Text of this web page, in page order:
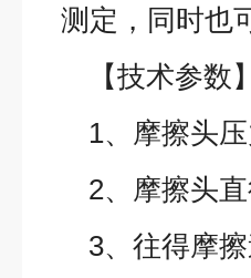
测定，同时也
【技术参数】
1、摩擦头压
2、摩擦头直
3、往得摩擦